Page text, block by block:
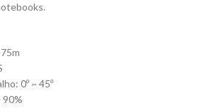
0º ~ 45º
90%